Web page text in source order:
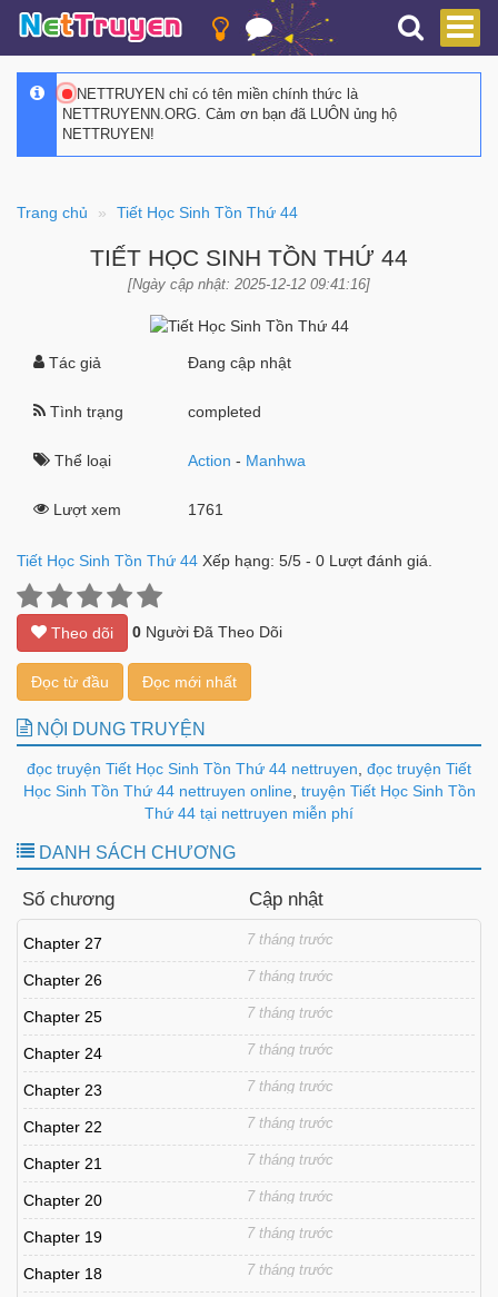
NETTRUYEN chỉ có tên miền chính thức là
NETTRUYENN.ORG. Cảm ơn bạn đã LUÔN ủng hộ
NETTRUYEN!
Trang chủ Tiết Học Sinh Tồn Thứ 44
TIẾT HỌC SINH TỒN THỨ 44
[Ngày cập nhật: 2025-12-12 09:41:16]
Tác giả Đang cập nhật
Tình trạng completed
Thể loại Action - Manhwa
Lượt xem 1761
Tiết Học Sinh Tồn Thứ 44 Xếp hạng: 5/5 - 0 Lượt đánh giá.
Theo dõi 0 Người Đã Theo Dõi
Đọc từ đầu Đọc mới nhất
NỘI DUNG TRUYỆN
đọc truyện Tiết Học Sinh Tồn Thứ 44 nettruyen, đọc truyện Tiết
Học Sinh Tồn Thứ 44 nettruyen online, truyện Tiết Học Sinh Tồn
Thứ 44 tại nettruyen miễn phí
DANH SÁCH CHƯƠNG
Số chương Cập nhật
Chapter 27 7 tháng trước
Chapter 26 7 tháng trước
Chapter 25 7 tháng trước
Chapter 24 7 tháng trước
Chapter 23 7 tháng trước
Chapter 22 7 tháng trước
Chapter 21 7 tháng trước
Chapter 20 7 tháng trước
Chapter 19 7 tháng trước
Chapter 18 7 tháng trước